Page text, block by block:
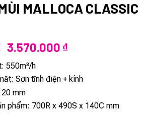
MALLOCA CLASSIC
Giá
gốc
là:
5.100.000 ₫.
3.570.000 ₫Giá
tại
là:
550m³/h
Sơn tĩnh điện + kính
mm
phẩm: 700R x 490S x 140C mm